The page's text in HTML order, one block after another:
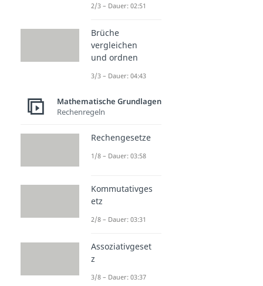
2/3 – Dauer: 02:51
Brüche
vergleichen
und ordnen
3/3 – Dauer: 04:43
Mathematische Grundlagen
Rechenregeln
Rechengesetze
1/8 – Dauer: 03:58
Kommutativges
etz
2/8 – Dauer: 03:31
Assoziativgeset
z
3/8 – Dauer: 03:37